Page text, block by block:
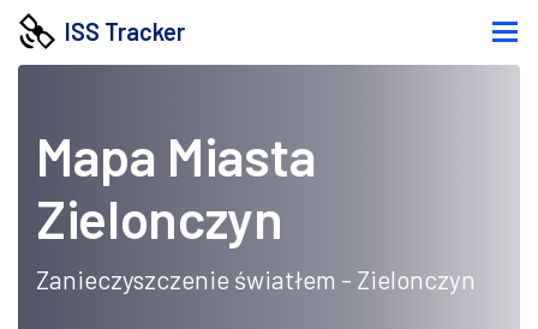
ISS Tracker
Mapa Miasta
Zielonczyn
Zanieczyszczenie światłem - Zielonczyn